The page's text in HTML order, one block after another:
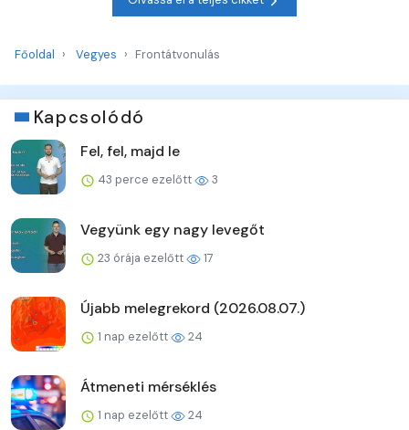
Főoldal Vegyes Frontátvonulás
Kapcsolódó
Fel, fel, majd le
43 perce ezelőtt 3
Vegyünk egy nagy levegőt
23 órája ezelőtt 17
Újabb melegrekord (2026.08.07.)
1 nap ezelőtt 24
Átmeneti mérséklés
1 nap ezelőtt 24